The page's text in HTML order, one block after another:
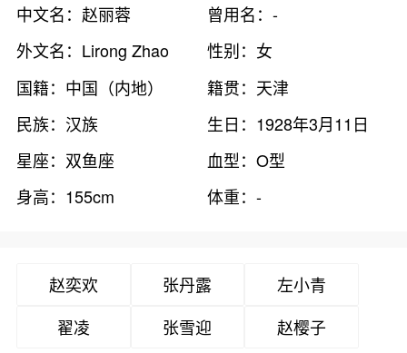
中文名：赵丽蓉
曾用名：-
外文名：Lirong Zhao
性别：女
国籍：中国（内地）
籍贯：天津
民族：汉族
生日：1928年3月11日
星座：双鱼座
血型：O型
身高：155cm
体重：-
赵奕欢 张丹露
左小青
翟凌
张雪迎 赵樱子